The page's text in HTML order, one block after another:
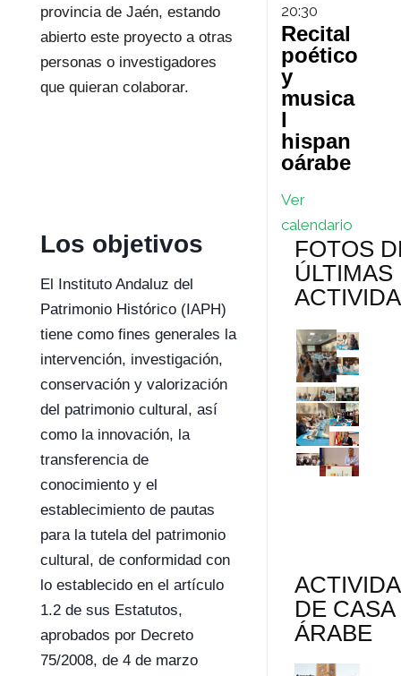
provincia de Jaén, estando
abierto este proyecto a otras
personas o investigadores
que quieran colaborar.
Los objetivos
El Instituto Andaluz del
Patrimonio Histórico (IAPH)
tiene como fines generales la
intervención, investigación,
conservación y valorización
del patrimonio cultural, así
como la innovación, la
transferencia de
conocimiento y el
establecimiento de pautas
para la tutela del patrimonio
cultural, de conformidad con
lo establecido en el artículo
1.2 de sus Estatutos,
aprobados por Decreto
75/2008, de 4 de marzo
20:30
Recital
poético
y
musica
l
hispan
oárabe
Ver
calendario
FOTOS
ÚLTIMAS
DE CASA
ÁRABE